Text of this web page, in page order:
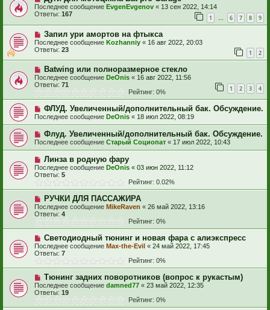
Последнее сообщение EvgenEvgenov « 13 сен 2022, 14:14
Ответы: 167 1 … 6 7 8 9
Запил ури амортов на фтыкса
Последнее сообщение Kozhanniy « 16 авг 2022, 20:03
Ответы: 23 1 2
Batwing или полноразмерное стекло
Последнее сообщение DeOnis « 16 авг 2022, 11:56
Ответы: 71 1 2 3 4
Рейтинг: 0%
ФЛУД. Увеличенный/дополнительный бак. Обсуждение.
Последнее сообщение DeOnis « 18 июл 2022, 08:19
Флуд. Увеличенный/дополнительный бак. Обсуждение.
Последнее сообщение Старый Социопат « 17 июл 2022, 10:43
Линза в родную фару
Последнее сообщение DeOnis « 03 июн 2022, 11:12
Ответы: 5
Рейтинг: 0.02%
РУЧКИ ДЛЯ ПАССАЖИРА
Последнее сообщение MikeRaven « 26 май 2022, 13:16
Ответы: 4
Рейтинг: 0%
Светодиодный тюнинг и новая фара с алиэкспресс
Последнее сообщение Max-the-Evil « 24 май 2022, 17:45
Ответы: 7
Рейтинг: 0%
Тюнинг задних поворотников (вопрос к рукастым)
Последнее сообщение damned77 « 23 май 2022, 12:35
Ответы: 19
Рейтинг: 0%